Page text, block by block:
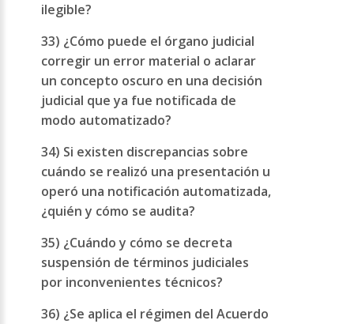
ilegible?
33) ¿Cómo puede el órgano judicial
corregir un error material o aclarar
un concepto oscuro en una decisión
judicial que ya fue notificada de
modo automatizado?
34) Si existen discrepancias sobre
cuándo se realizó una presentación u
operó una notificación automatizada,
¿quién y cómo se audita?
35) ¿Cuándo y cómo se decreta
suspensión de términos judiciales
por inconvenientes técnicos?
36) ¿Se aplica el régimen del Acuerdo